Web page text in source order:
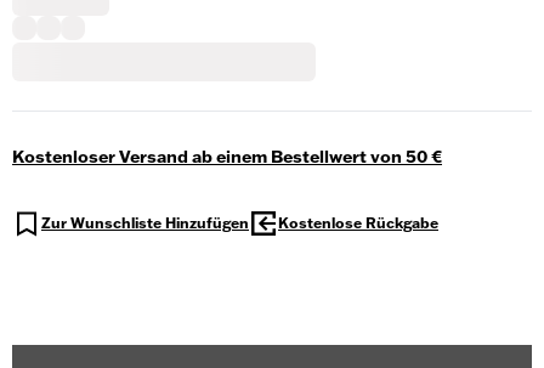
Kostenloser Versand ab einem Bestellwert von 50 €
Zur Wunschliste Hinzufügen Kostenlose Rückgabe